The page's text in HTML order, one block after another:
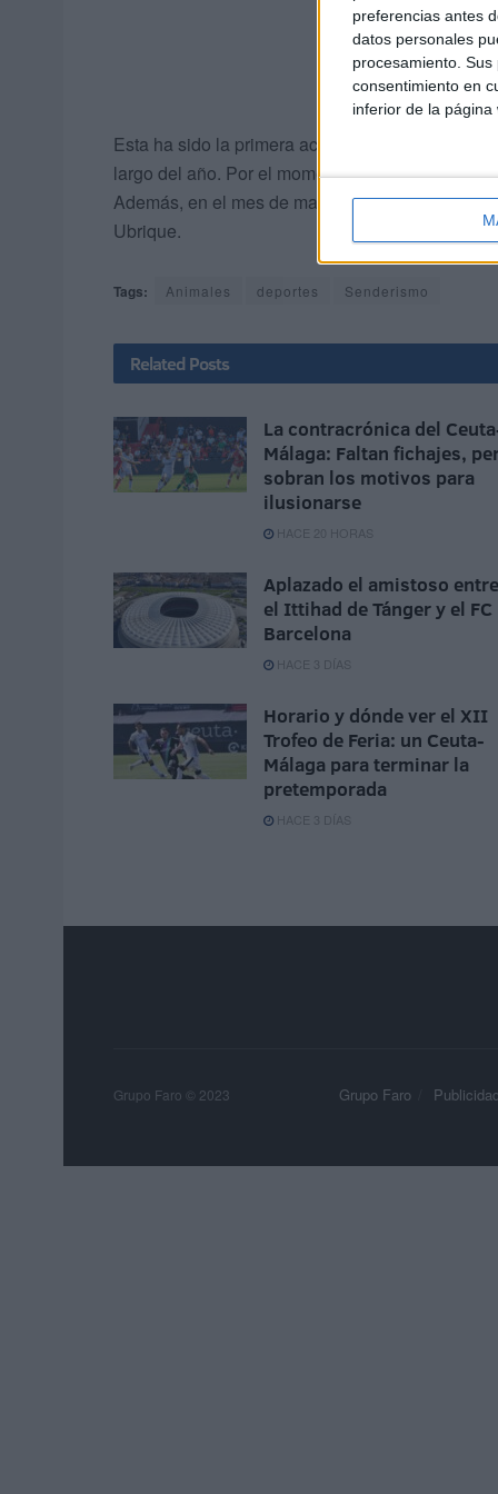
preferencias antes
datos personales
procesamiento.
consentimiento en
inferior de la página
Esta ha sido la primera actividad de este año
largo del año. Por el momento, la próxima cita
Además, en el mes de marzo, los socios
Ubrique.
Tags: Animales deportes Senderismo
Related Posts
La contracrónica del
Málaga: Faltan fichajes,
sobran los motivos para
ilusionarse
HACE 20 HORAS
Aplazado el amistoso entre
el Ittihad de Tánger y el FC
Barcelona
HACE 3 DÍAS
Horario y dónde ver el XII
Trofeo de Feria: un Ceuta-
Málaga para terminar la
pretemporada
HACE 3 DÍAS
Grupo Faro Publicidad
Grupo Faro © 2023